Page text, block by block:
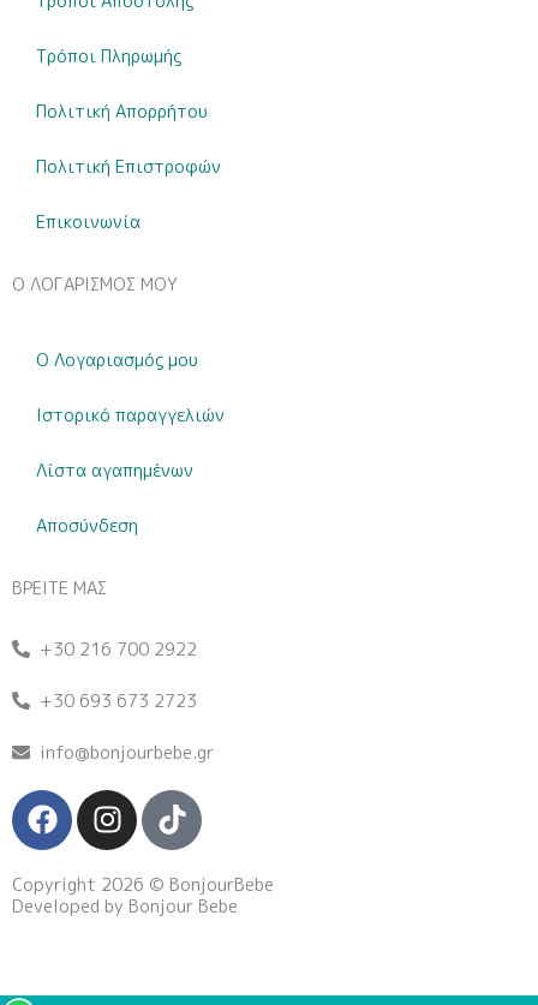
Τρόποι Πληρωμής
Πολιτική Απορρήτου
Πολιτική Επιστροφών
Επικοινωνία
Ο ΛΟΓΑΡΙΣΜΟΣ ΜΟΥ
Ο Λογαριασμός μου
Ιστορικό παραγγελιών
Λίστα αγαπημένων
Αποσύνδεση
ΒΡΕΙΤΕ ΜΑΣ
+30 216 700 2922
+30 693 673 2723
info@bonjourbebe.gr
F
a
c
e
b
I
n
s
t
a
T
i
k
t
o
Copyright 2026 © BonjourBebe
Developed by Bonjour Bebe